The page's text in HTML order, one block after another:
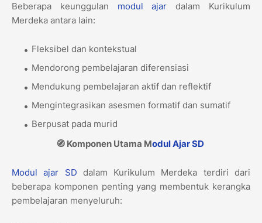
Beberapa keunggulan modul ajar dalam Kurikulum
Merdeka antara lain:
Fleksibel dan kontekstual
Mendorong pembelajaran diferensiasi
Mendukung pembelajaran aktif dan reflektif
Mengintegrasikan asesmen formatif dan sumatif
Berpusat pada murid
🧭 Komponen Utama Modul AjarSD
Modul ajar SD dalam Kurikulum Merdeka terdiri dari
beberapa komponen penting yang membentuk kerangka
pembelajaran menyeluruh: